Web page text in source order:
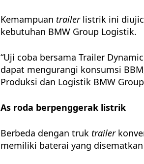
Kemampuan trailerlistrik ini
kebutuhan BMW Group Logistik.
“Uji coba bersama Trailer
dapat mengurangi konsumsi
Produksi dan Logistik BMW Group
As roda berpenggerak listrik
Berbeda dengan truk trailer
memiliki baterai yang